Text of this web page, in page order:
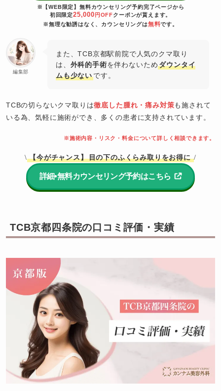
※【WEB限定】無料カウンセリング予約完了ページから
初回限定25,000 円OFFクーポンが貰えます。
※無理な勧誘はなく、カウンセリングは無料です。
編集部
また、TCB京都駅前院で人気のクマ取り
は、 外科的手術を伴わないためダウンタイ
ムも少ないです。
TCBの切らないクマ取りは徹底した腫れ・痛み対策も施されて
いる為、気軽に施術ができ、多くの患者に支持されています。
※施術内容・リスク・料金について詳しく相談できます。
\ 【今がチャンス】目の下のふくらみ取りをお得に /
詳細•無料カウンセリング予約はこちら
TCB京都四条院の口コミ評価・実績